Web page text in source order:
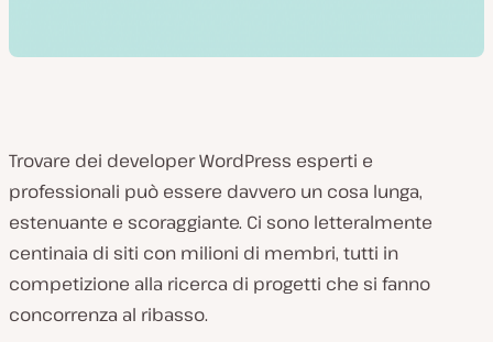
Trovare dei developer WordPress esperti e
professionali può essere davvero un cosa lunga,
estenuante e scoraggiante. Ci sono letteralmente
centinaia di siti con milioni di membri, tutti in
competizione alla ricerca di progetti che si fanno
concorrenza al ribasso.